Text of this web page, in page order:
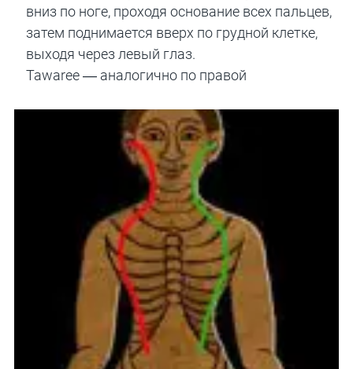
вниз по ноге, проходя основание всех пальцев,
затем поднимается вверх по грудной клетке,
выходя через левый глаз.
Tawaree — аналогично по правой